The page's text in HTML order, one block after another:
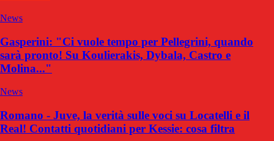
News
Gasperini: "Ci vuole tempo per Pellegrini, quando
sarà pronto! Su Koulierakis, Dybala, Castro e
Molina..."
News
Romano - Juve, la verità sulle voci su Locatelli e il
Real! Contatti quotidiani per Kessie: cosa filtra